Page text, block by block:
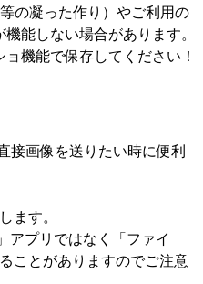
の凝った作り）やご利用の
能しない場合があります。
機能で保存してください！
接画像を送りたい時に便利
ます。
アプリではなく「ファイ
ことがありますのでご注意